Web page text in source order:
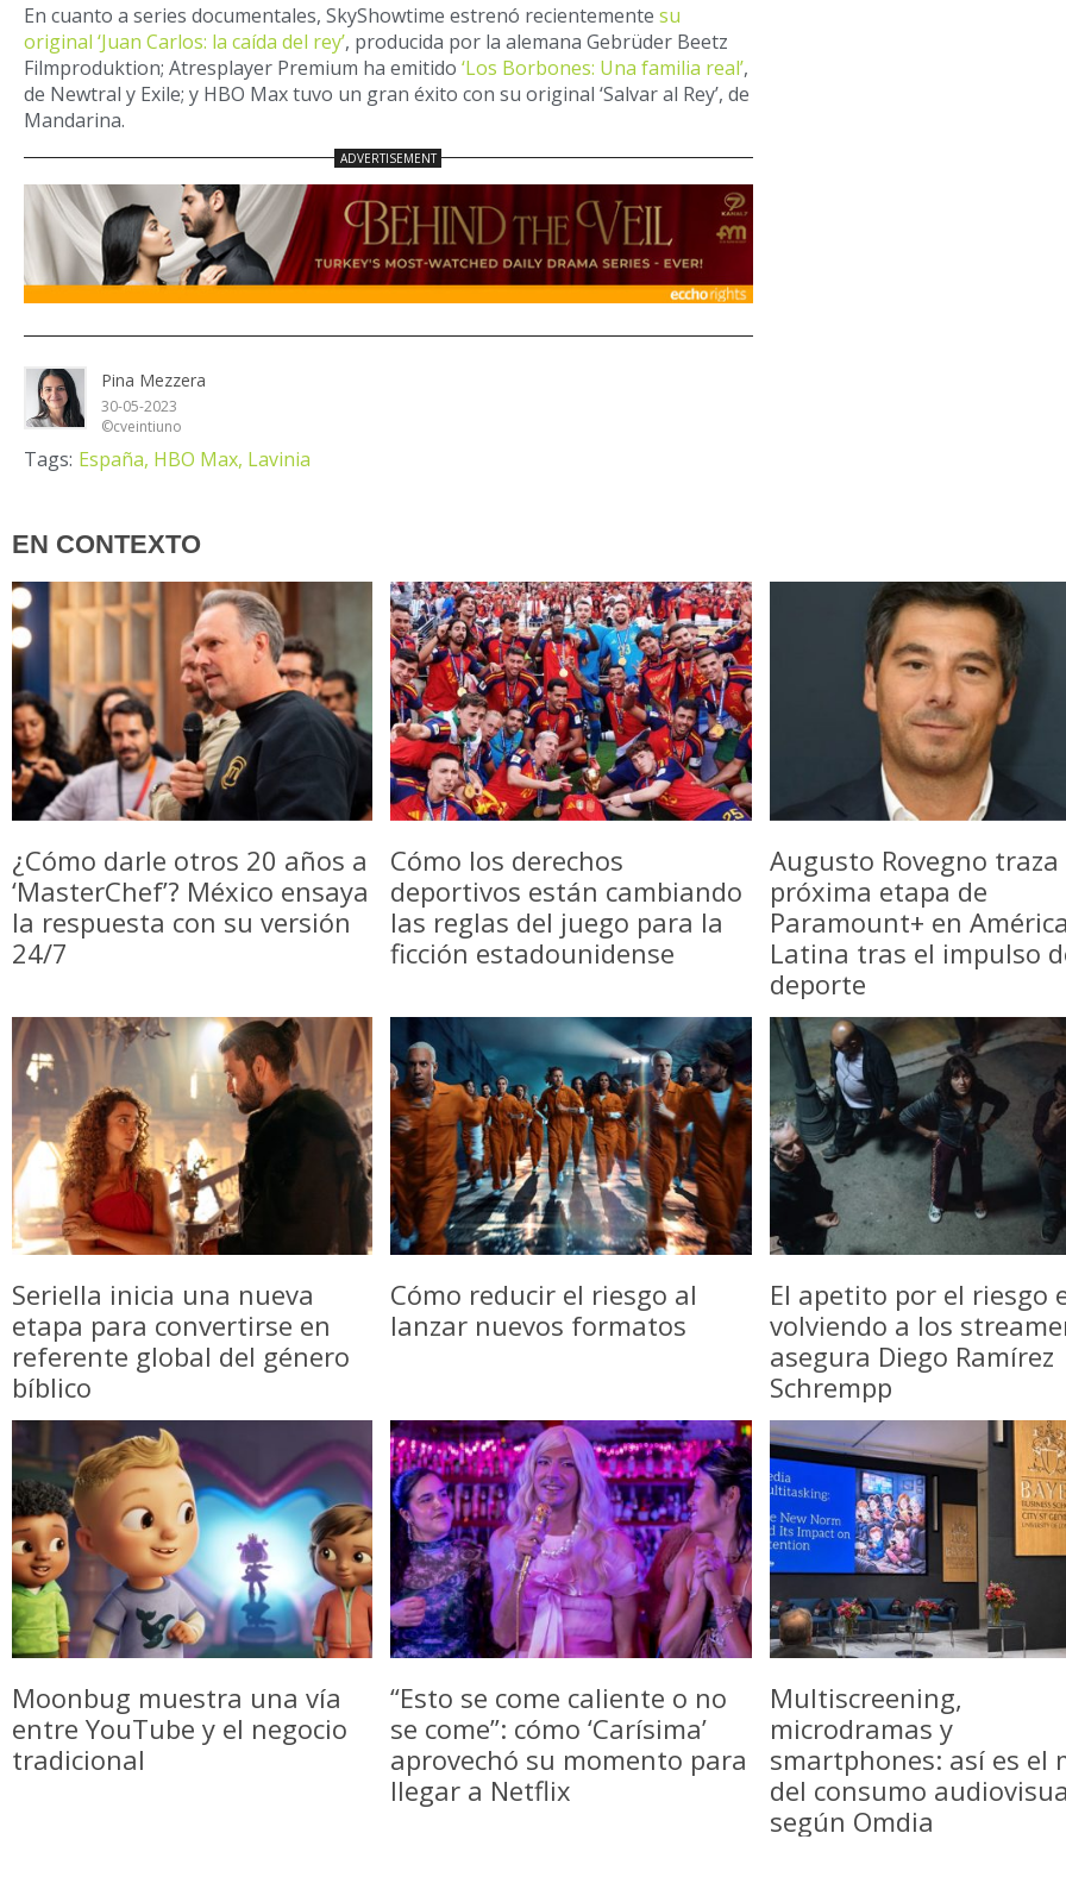
En cuanto a series documentales, SkyShowtime estrenó recientemente su
original ‘Juan Carlos: la caída del rey’, producida por la alemana Gebrüder Beetz
Filmproduktion; Atresplayer Premium ha emitido ‘Los Borbones: Una familia real’,
de Newtral y Exile; y HBO Max tuvo un gran éxito con su original ‘Salvar al Rey’, de
Mandarina.
Pina Mezzera
30-05-2023
©cveintiuno
Tags: España, HBO Max, Lavinia
EN CONTEXTO
¿Cómo darle otros 20 años a
‘MasterChef’? México ensaya
la respuesta con su versión
24/7
Cómo los derechos
deportivos están cambiando
las reglas del juego para la
ficción estadounidense
Augusto Rovegno traza
próxima etapa de
Paramount+ en
Latina tras el impulso
deporte
Seriella inicia una nueva
etapa para convertirse en
referente global del género
bíblico
Cómo reducir el riesgo al
lanzar nuevos formatos
El apetito por el riesgo
volviendo a los
asegura Diego Ramírez
Schrempp
Moonbug muestra una vía
entre YouTube y el negocio
tradicional
“Esto se come caliente o no
se come”: cómo ‘Carísima’
aprovechó su momento para
llegar a Netflix
Multiscreening,
microdramas y
smartphones: así es el
del consumo
según Omdia